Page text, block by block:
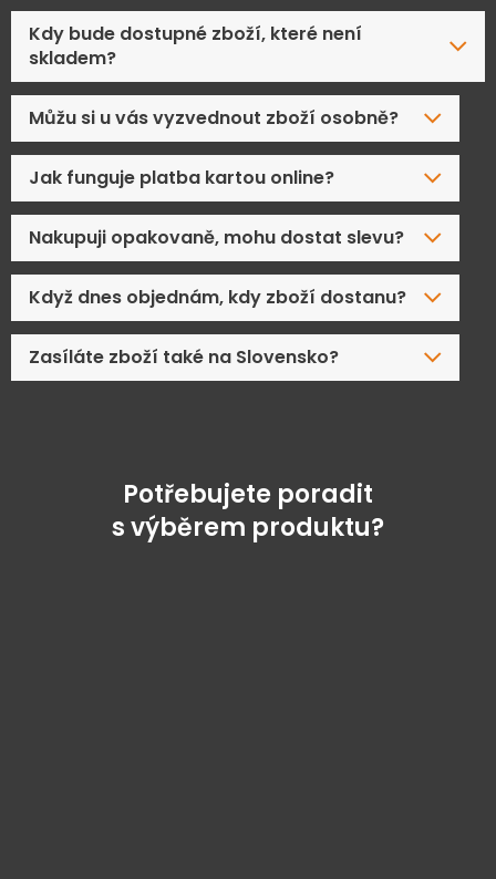
Kdy bude dostupné zboží, které není
skladem?
Můžu si u vás vyzvednout zboží osobně?
Jak funguje platba kartou online?
Nakupuji opakovaně, mohu dostat slevu?
Když dnes objednám, kdy zboží dostanu?
Zasíláte zboží také na Slovensko?
Potřebujete poradit
s výběrem produktu?